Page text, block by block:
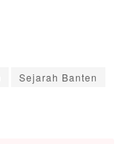
Sejarah Banten